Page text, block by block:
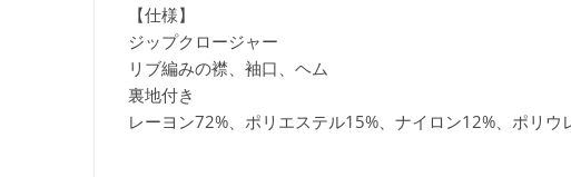
【仕様】
ジップクロージャー
リブ編みの襟、袖口、ヘム
裏地付き
レーヨン72%、ポリエステル15%、ナイロン12%、ポリウ